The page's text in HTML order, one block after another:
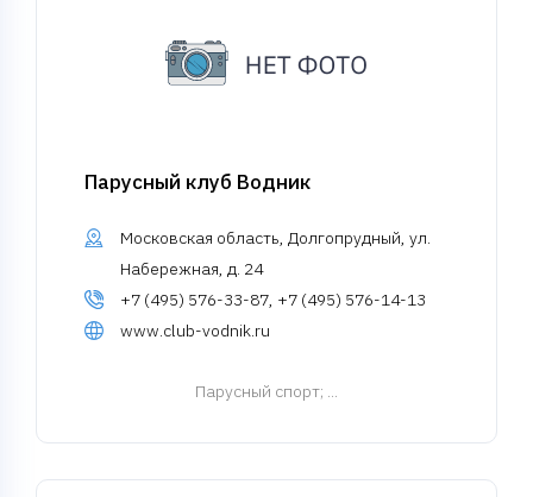
Парусный клуб Водник
Московская область, Долгопрудный, ул.
Набережная, д. 24
+7 (495) 576-33-87, +7 (495) 576-14-13
www.club-vodnik.ru
Парусный спорт; ...